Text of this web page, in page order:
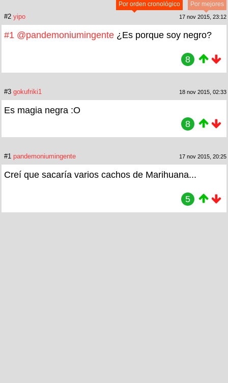
Por mejores
Por orden cronológico
#2 yipo 17 nov 2015, 23:12
#1 @pandemoniumingente ¿Es porque soy negro?
8
#3 gokufriki1 18 nov 2015, 02:33
Es magia negra :O
8
#1 pandemoniumingente 17 nov 2015, 20:25
Creí que sacaría varios cachos de Marihuana...
5